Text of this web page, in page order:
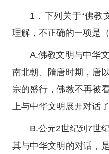
1．下列关于“佛教
理解，不正确的一项是（
A.佛教文明与中华
南北朝、隋唐时期，唐
宗的盛行，佛教不再被
上与中华文明展开对话了
B.公元2世纪到7世
其与中华文明的对话，